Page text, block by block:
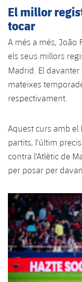
Ciutat Esportiva
La Masia
plusicon
més
Serveis
Accessibilitat
plusicon
més
Acreditacions
Instal·lacions
SUB9 A
SUB8 A
SUB8 B
Història
Palmarès
Mini
Classificació
Jugadors
Fotos
Història
Jugadors
Fotos
Infantil A
Infantil B
plusicon
més
Calendari
Resultats
Classificació
Jugadors
Fotos
Palmarès
Història
Actualitat
Calendari
Jugadors
Classificació
Base
Actualitat
Cadet
Infantil
Campus
Primer equip
plusicon
més
Entrades
Resultats
Classificació
Barça Atlètic
plusicon
més
Actualitat
Calendari
Resultats
Jugadors
Base
plusicon
més
Actualitat
Barça C
Junior
Campus Estiu
PLUSICON
MÉS
Informació
plusicon
més
El millor
tocar
A més a més, João
els seus millors
Madrid. El
mateixes
respectivament.
Aquest curs amb el
partits, l'últim
contra l'Atlètic de
per posar per